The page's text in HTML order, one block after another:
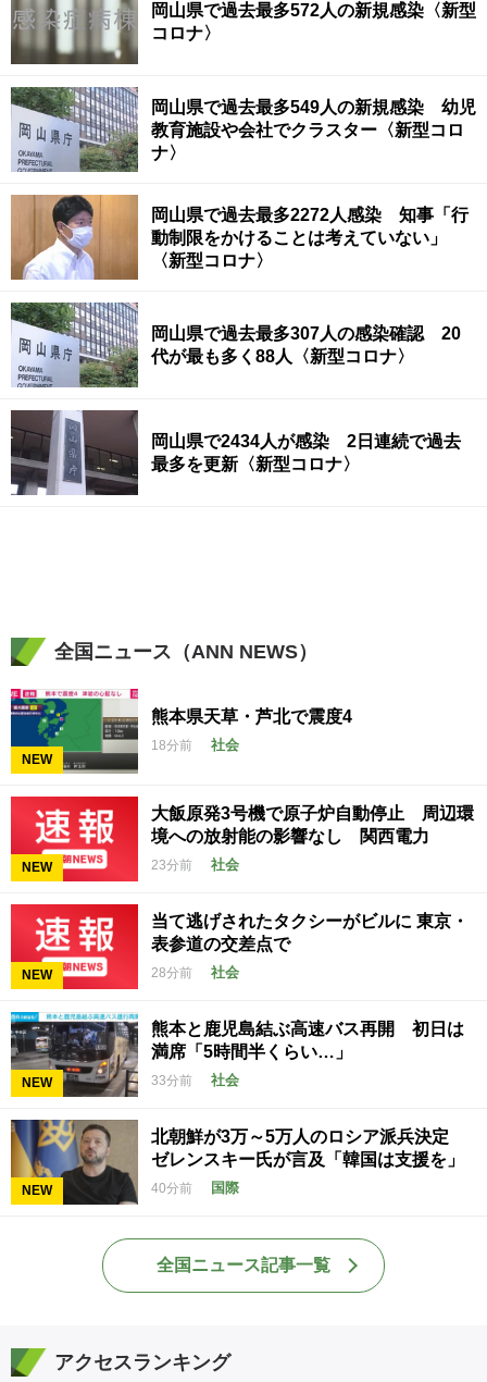
岡山県で過去最多572人の新規感染〈新型
コロナ〉
岡山県で過去最多549人の新規感染 幼児
教育施設や会社でクラスター〈新型コロ
ナ〉
岡山県で過去最多2272人感染 知事「行
動制限をかけることは考えていない」
〈新型コロナ〉
岡山県で過去最多307人の感染確認 20
代が最も多く88人〈新型コロナ〉
岡山県で2434人が感染 2日連続で過去
最多を更新〈新型コロナ〉
全国ニュース（ANN NEWS）
NEW
熊本県天草・芦北で震度4
18分前 社会
NEW
大飯原発3号機で原子炉自動停止 周辺環
境への放射能の影響なし 関西電力
23分前 社会
NEW
当て逃げされたタクシーがビルに 東京・
表参道の交差点で
28分前 社会
NEW
熊本と鹿児島結ぶ高速バス再開 初日は
満席「5時間半くらい…」
33分前 社会
NEW
北朝鮮が3万～5万人のロシア派兵決定
ゼレンスキー氏が言及「韓国は支援を」
40分前 国際
全国ニュース記事一覧
アクセスランキング